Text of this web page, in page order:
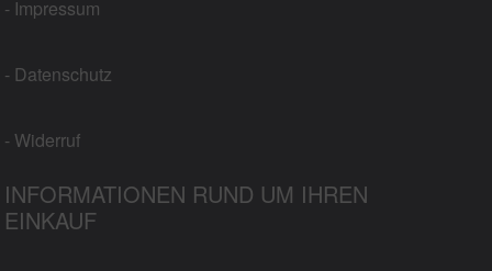
- Impressum
- Datenschutz
- Widerruf
INFORMATIONEN RUND UM IHREN
EINKAUF